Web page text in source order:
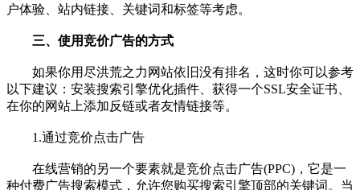
户体验、站内链接、关键词和标签等考虑。
三、使用竞价广告的方式
如果你用尽洪荒之力网站依旧没有排名，这时你可以参考
以下建议：安装搜索引擎优化插件、获得一个SSL安全证书、
在你的网站上添加反链或者友情链接等。
1.通过竞价点击广告
在线营销的另一个要素就是竞价点击广告(PPC)，它是一
种付费广告搜索模式，允许您购买搜索引擎顶部的关键词。当